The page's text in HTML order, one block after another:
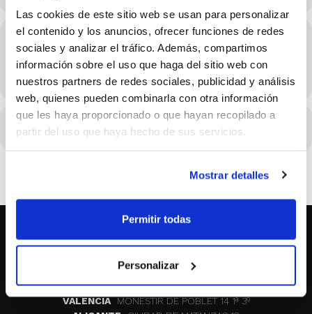
Las cookies de este sitio web se usan para personalizar
el contenido y los anuncios, ofrecer funciones de redes
sociales y analizar el tráfico. Además, compartimos
información sobre el uso que haga del sitio web con
nuestros partners de redes sociales, publicidad y análisis
web, quienes pueden combinarla con otra información
que les haya proporcionado o que hayan recopilado a
partir del uso que haya hecho de sus servicios.
Mostrar detalles
Permitir todas
Personalizar
02/06/2024 Consulta el horario en los detalles del evento
(GMT+02:00)
CALENDARIO CALENDARIO GOOGLE
CASTELLON MAYOR 100 3º 17ª
VALENCIA MONESTIR DE POBLET 14 1ª 3º